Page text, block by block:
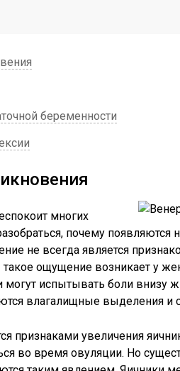
беременности
многих
почему появляются
не всегда является
ощущение возникает у
могут испытывать боли внизу
влагалищные выделения и
признаками увеличения
во время овуляции. Но